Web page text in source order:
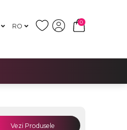
RO
0
Vezi Produsele